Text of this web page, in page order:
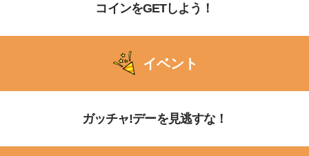
コインをGETしよう！
イベント
ガッチャ!デーを見逃すな！